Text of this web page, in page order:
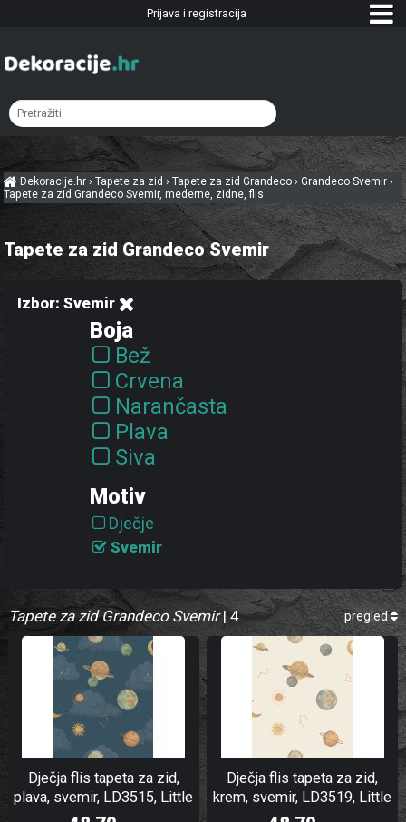
Dekoracije.hr›Tapete za zid ›Tapete za zid Grandeco ›Grandeco Svemir ›
Tapete za zid Grandeco Svemir, mederne, zidne, flis
Tapete za zid Grandeco Svemir
Izbor: Svemir
Boja
Bež
Crvena
Narančasta
Plava
Siva
Smeđa
Zelena
Motiv
Dječje
Svemir
Tapete za zid Grandeco Svemir| 4 pregled
Dječja flis tapeta za zid,
plava, svemir, LD3515, Little
Dreamers, Grandeco |
Dječja flis tapeta za zid,
krem, svemir, LD3519, Little
Dreamers, Grandeco |
Prijava i registracija